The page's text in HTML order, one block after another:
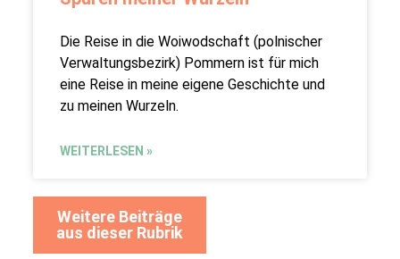
Die Reise in die Woiwodschaft (polnischer
Verwaltungsbezirk) Pommern ist für mich
eine Reise in meine eigene Geschichte und
zu meinen Wurzeln.
WEITERLESEN »
Weitere Beiträge
aus dieser Rubrik